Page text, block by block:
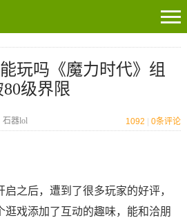
玩吗《魔力时代》组
级界限
石器lol 1092 0条评论
之后，遭到了很多玩家的好评，
逛戏添加了互动的趣味，能和洽朋